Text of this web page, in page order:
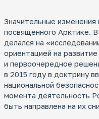
Значительные изменения
посвященного Арктике.
делался на
ориентацией на
и первоочередное
в 2015 году в доктрину
национальной
момента деятельность
быть направлена на их